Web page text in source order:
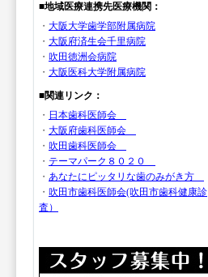
■地域医療連携先医療機関：
・ 大阪大学歯学部附属病院
・ 大阪府済生会千里病院
・ 吹田徳洲会病院
・ 大阪医科大学附属病院
■関連リンク：
・ 日本歯科医師会
・ 大阪府歯科医師会
・ 吹田歯科医師会
・ テーマパーク８０２０
・ あなたにピッタリな歯のみがき方
・ 吹田市歯科医師会(吹田市歯科健康診
査）